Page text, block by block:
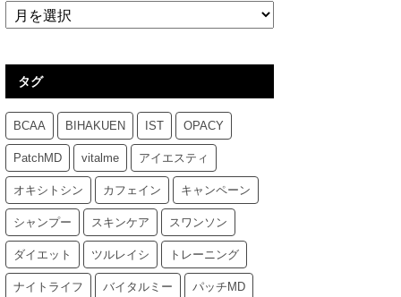
タグ
BCAA BIHAKUEN IST OPACY
PatchMD vitalme アイエスティ
オキシトシン カフェイン キャンペーン
シャンプー スキンケア スワンソン
ダイエット ツルレイシ トレーニング
ナイトライフ バイタルミー パッチMD